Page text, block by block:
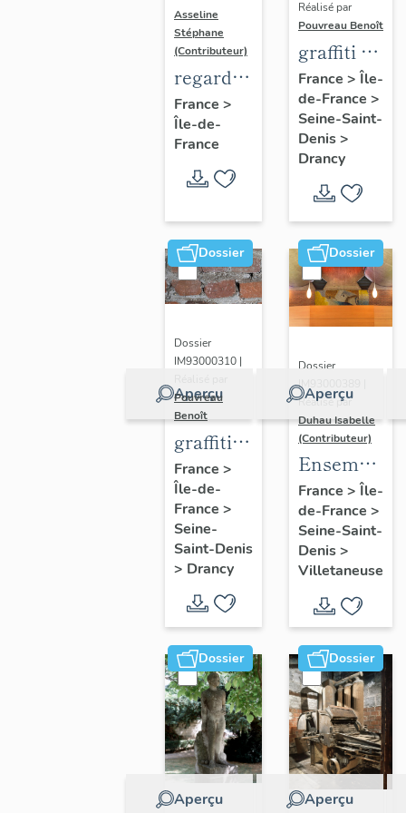
Asseline
Stéphane
(Contributeur)
regard
photographique
sur les
paysages
de la
de
France.
France >
Île-de-
France
Réalisé par
Pouvreau Benoît
graffiti de
chambrée
sur
revers de
façade
France > Île-
de-France >
Seine-Saint-
Denis>
Drancy
Dossier
Aperçu
Dossier
IM93000310 |
Pouvreau
Benoît
graffiti
sur murs
et
charpentes
des
"caves-
prisons
France >
Île-de-
France >
Seine-
Saint-Denis
> Drancy
Dossier
Aperçu
Dossier
IM93000389 |
Réalisé par
Duhau Isabelle
(Contributeur)
Ensemble
de deux
décors
France > Île-
de-France >
Seine-Saint-
Denis>
Villetaneuse
Dossier
Aperçu
Dossier
Aperçu